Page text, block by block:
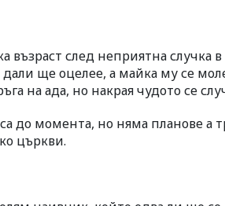
възраст след неприятна случка
ще оцелее, а майка му се
на ада, но накрая чудото се
до момента, но няма планове а
църкви.